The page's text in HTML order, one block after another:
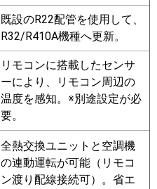
既設のR22配管を使用して、
R32/R410A機種へ更新。
リモコンに搭載したセンサ
ーにより、リモコン周辺の
温度を感知。※別途設定が必
要。
全熱交換ユニットと空調機
の連動運転が可能（リモコ
ン渡り配線接続可）。省エ